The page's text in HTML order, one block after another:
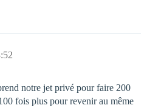
notre jet privé pour faire 200
fois plus pour revenir au même